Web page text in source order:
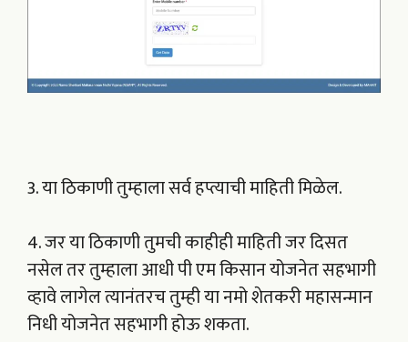
3. या ठिकाणी तुम्हाला सर्व हप्त्याची माहिती मिळेल.
4. जर या ठिकाणी तुमची काहीही माहिती जर दिसत
नसेल तर तुम्हाला आधी पी एम किसान योजनेत सहभागी
व्हावे लागेल त्यानंतरच तुम्ही या नमो शेतकरी महासन्मान
निधी योजनेत सहभागी होऊ शकता.